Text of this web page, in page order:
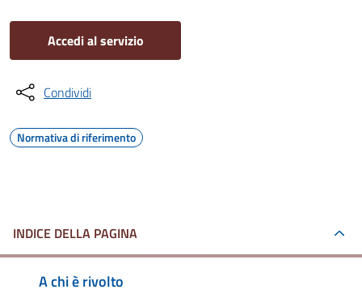
Accedi al servizio
Condividi
Normativa di riferimento
INDICE DELLA PAGINA
A chi è rivolto